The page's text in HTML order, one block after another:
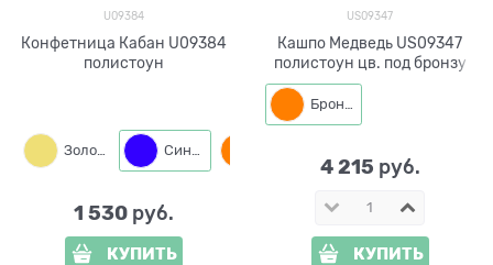
U09384
Конфетница Кабан U09384
полистоун
Золото Синий
1 530 руб.
КУПИТЬ
US09347
Кашпо Медведь US09347
полистоун цв. под бронзу
Бронза
4 215 руб.
КУПИТЬ